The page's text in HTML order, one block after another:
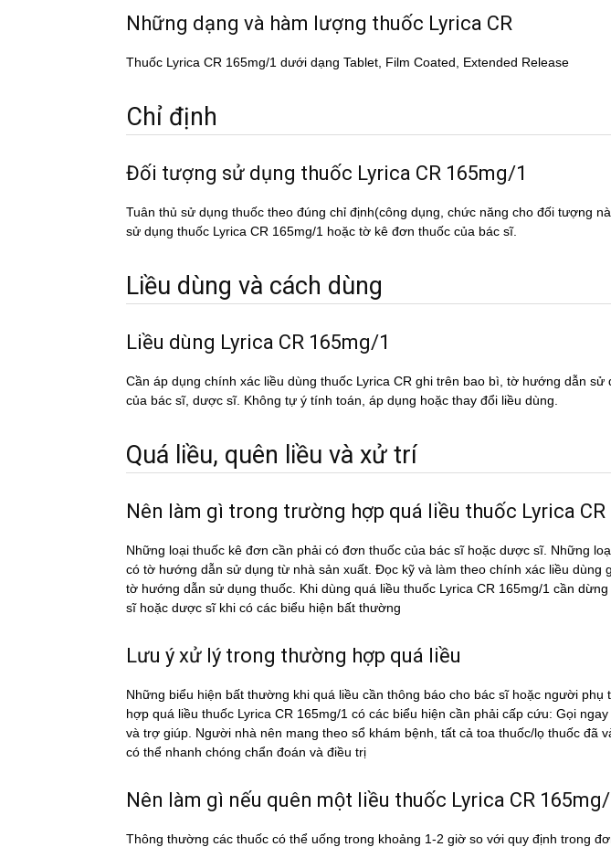
Những dạng và hàm lượng thuốc Lyrica CR
Thuốc Lyrica CR 165mg/1 dưới dạng Tablet, Film Coated, Extended Release
Chỉ định
Đối tượng sử dụng thuốc Lyrica CR 165mg/1
Tuân thủ sử dụng thuốc theo đúng chỉ định(công dụng, chức năng cho đối tượng
sử dụng thuốc Lyrica CR 165mg/1 hoặc tờ kê đơn thuốc của bác sĩ.
Liều dùng và cách dùng
Liều dùng Lyrica CR 165mg/1
Cần áp dụng chính xác liều dùng thuốc Lyrica CR ghi trên bao bì, tờ hướng dẫn sử
của bác sĩ, dược sĩ. Không tự ý tính toán, áp dụng hoặc thay đổi liều dùng.
Quá liều, quên liều và xử trí
Nên làm gì trong trường hợp quá liều thuốc Lyrica CR
Những loại thuốc kê đơn cần phải có đơn thuốc của bác sĩ hoặc dược sĩ. Những
có tờ hướng dẫn sử dụng từ nhà sản xuất. Đọc kỹ và làm theo chính xác liều dùng
tờ hướng dẫn sử dụng thuốc. Khi dùng quá liều thuốc Lyrica CR 165mg/1 cần
sĩ hoặc dược sĩ khi có các biểu hiện bất thường
Lưu ý xử lý trong thường hợp quá liều
Những biểu hiện bất thường khi quá liều cần thông báo cho bác sĩ hoặc người phụ
hợp quá liều thuốc Lyrica CR 165mg/1 có các biểu hiện cần phải cấp cứu: Gọi
và trợ giúp. Người nhà nên mang theo sổ khám bệnh, tất cả toa thuốc/lọ thuốc đã
có thể nhanh chóng chẩn đoán và điều trị
Nên làm gì nếu quên một liều thuốc Lyrica CR 165mg/
Thông thường các thuốc có thể uống trong khoảng 1-2 giờ so với quy định trong